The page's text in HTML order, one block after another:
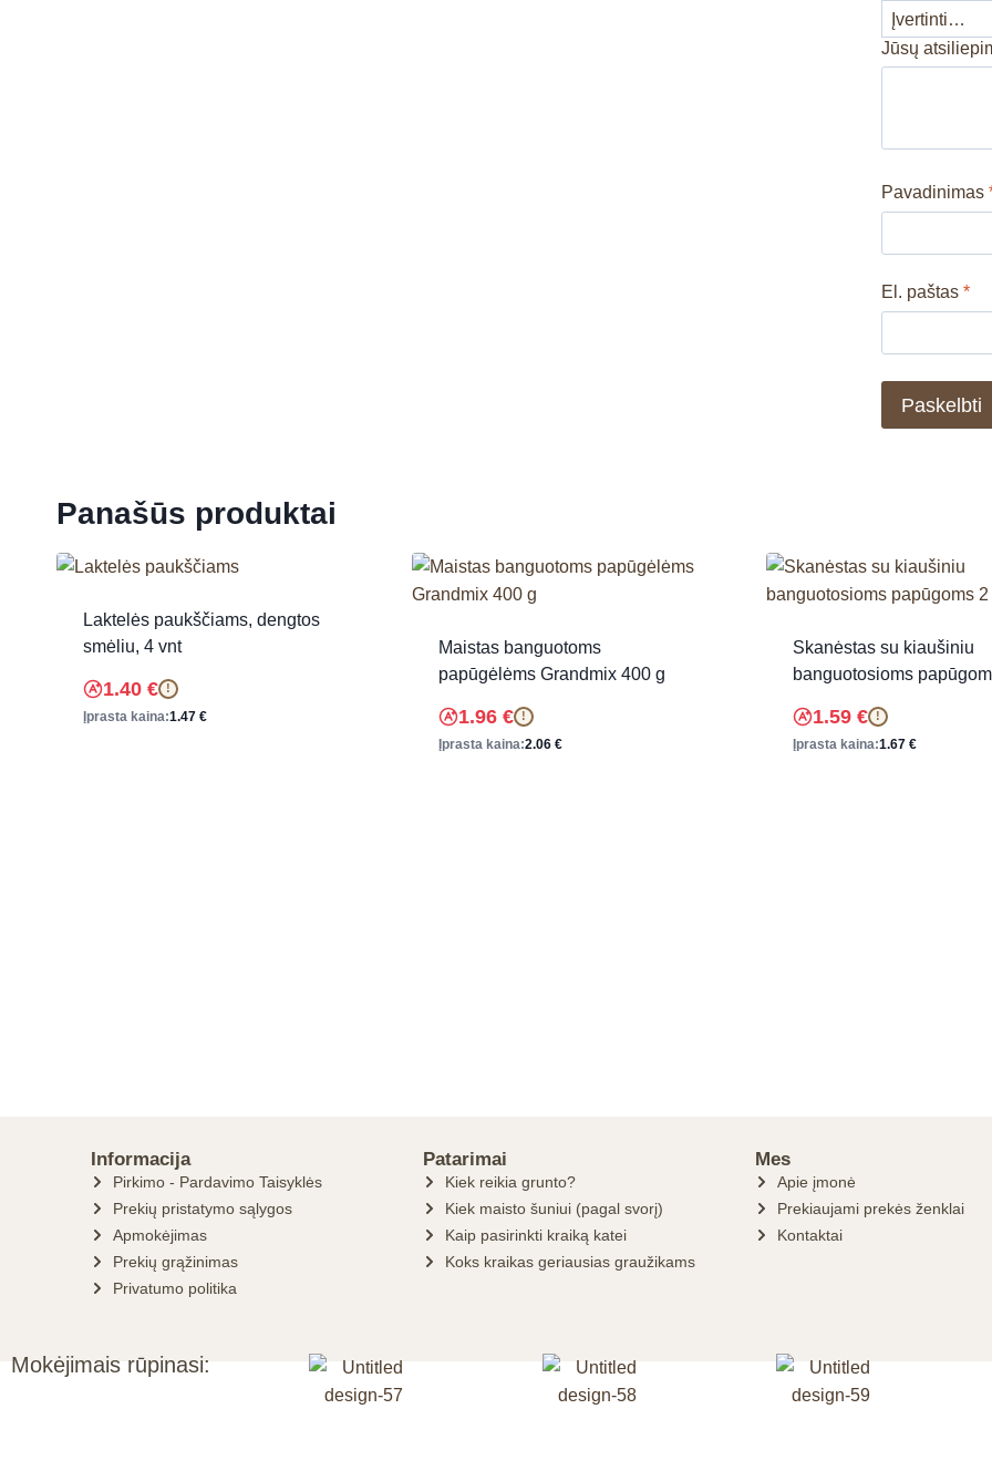
Jūsų
Pavadinimas
El. paštas*
Panašūs produktai
Laktelės paukščiams, dengtos
smėliu, 4 vnt
1.40 € !
Įprasta kaina:1.47 €
Maistas banguotoms
papūgėlėms Grandmix 400 g
1.96 € !
Įprasta kaina:2.06 €
Skanėstas su kiaušiniu
banguotosioms
1.59 € !
Įprasta kaina:1.67 €
Informacija
Pirkimo - Pardavimo Taisyklės
Prekių pristatymo sąlygos
Apmokėjimas
Prekių grąžinimas
Privatumo politika
Patarimai
Kiek reikia grunto?
Kiek maisto šuniui (pagal svorį)
Kaip pasirinkti kraiką katei
Koks kraikas geriausias graužikams
Mes
Apie įmonė
Prekiaujami prekės ženklai
Kontaktai
Mokėjimais rūpinasi: